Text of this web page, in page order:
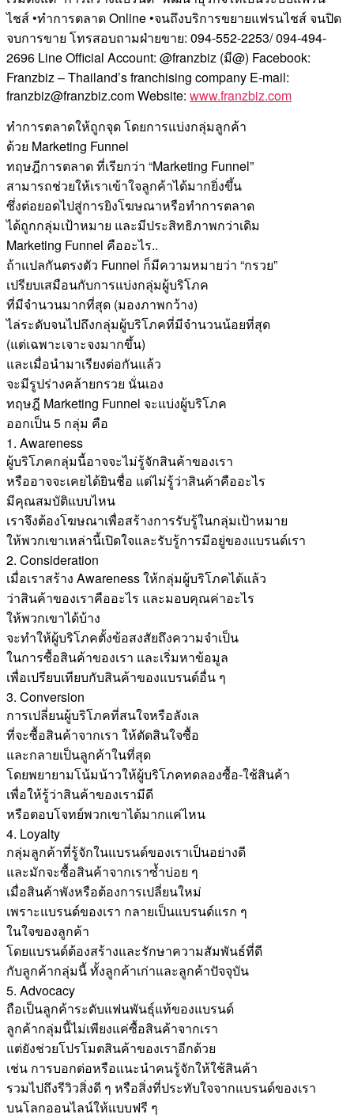
ไชส์ •ทำการตลาด Online •จนถึงบริการขยายแฟรนไชส์ จนปิด
จบการขาย โทรสอบถามฝ่ายขาย: 094-552-2253/ 094-494-
2696 Line Official Account: @franzbiz (มี@) Facebook:
Franzbiz – Thailand’s franchising company E-mail:
franzbiz@franzbiz.com Website: www.franzbiz.com
ทำการตลาดให้ถูกจุด โดยการแบ่งกลุ่มลูกค้า
ด้วย Marketing Funnel
ทฤษฎีการตลาด ที่เรียกว่า “Marketing Funnel”
สามารถช่วยให้เราเข้าใจลูกค้าได้มากยิ่งขึ้น
ซึ่งต่อยอดไปสู่การยิงโฆษณาหรือทำการตลาด
ได้ถูกกลุ่มเป้าหมาย และมีประสิทธิภาพกว่าเดิม
Marketing Funnel คืออะไร..
ถ้าแปลกันตรงตัว Funnel ก็มีความหมายว่า “กรวย”
เปรียบเสมือนกับการแบ่งกลุ่มผู้บริโภค
ที่มีจำนวนมากที่สุด (มองภาพกว้าง)
ไล่ระดับจนไปถึงกลุ่มผู้บริโภคที่มีจำนวนน้อยที่สุด
(แต่เฉพาะเจาะจงมากขึ้น)
และเมื่อนำมาเรียงต่อกันแล้ว
จะมีรูปร่างคล้ายกรวย นั่นเอง
ทฤษฎี Marketing Funnel จะแบ่งผู้บริโภค
ออกเป็น 5 กลุ่ม คือ
1. Awareness
ผู้บริโภคกลุ่มนี้อาจจะไม่รู้จักสินค้าของเรา
หรืออาจจะเคยได้ยินชื่อ แต่ไม่รู้ว่าสินค้าคืออะไร
มีคุณสมบัติแบบไหน
เราจึงต้องโฆษณาเพื่อสร้างการรับรู้ในกลุ่มเป้าหมาย
ให้พวกเขาเหล่านี้เปิดใจและรับรู้การมีอยู่ของแบรนด์เรา
2. Consideration
เมื่อเราสร้าง Awareness ให้กลุ่มผู้บริโภคได้แล้ว
ว่าสินค้าของเราคืออะไร และมอบคุณค่าอะไร
ให้พวกเขาได้บ้าง
จะทำให้ผู้บริโภคตั้งข้อสงสัยถึงความจำเป็น
ในการซื้อสินค้าของเรา และเริ่มหาข้อมูล
เพื่อเปรียบเทียบกับสินค้าของแบรนด์อื่น ๆ
3. Conversion
การเปลี่ยนผู้บริโภคที่สนใจหรือลังเล
ที่จะซื้อสินค้าจากเรา ให้ตัดสินใจซื้อ
และกลายเป็นลูกค้าในที่สุด
โดยพยายามโน้มน้าวให้ผู้บริโภคทดลองซื้อ-ใช้สินค้า
เพื่อให้รู้ว่าสินค้าของเรามีดี
หรือตอบโจทย์พวกเขาได้มากแค่ไหน
4. Loyalty
กลุ่มลูกค้าที่รู้จักในแบรนด์ของเราเป็นอย่างดี
และมักจะซื้อสินค้าจากเราซ้ำบ่อย ๆ
เมื่อสินค้าพังหรือต้องการเปลี่ยนใหม่
เพราะแบรนด์ของเรา กลายเป็นแบรนด์แรก ๆ
ในใจของลูกค้า
โดยแบรนด์ต้องสร้างและรักษาความสัมพันธ์ที่ดี
กับลูกค้ากลุ่มนี้ ทั้งลูกค้าเก่าและลูกค้าปัจจุบัน
5. Advocacy
ถือเป็นลูกค้าระดับแฟนพันธุ์แท้ของแบรนด์
ลูกค้ากลุ่มนี้ไม่เพียงแค่ซื้อสินค้าจากเรา
แต่ยังช่วยโปรโมตสินค้าของเราอีกด้วย
เช่น การบอกต่อหรือแนะนำคนรู้จักให้ใช้สินค้า
รวมไปถึงรีวิวสิ่งดี ๆ หรือสิ่งที่ประทับใจจากแบรนด์ของเรา
บนโลกออนไลน์ให้แบบฟรี ๆ